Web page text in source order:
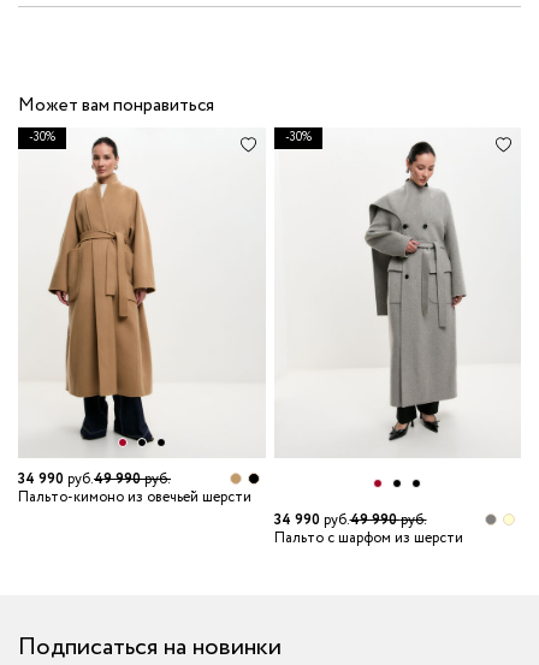
Может вам понравиться
-30%
34 990руб.49 990руб.
Пальто-кимоно из овечьей шерсти
-30%
34 990руб.49 990руб.
Пальто с шарфом из шерсти
Подписаться на новинки